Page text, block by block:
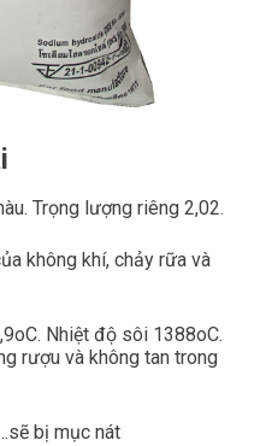
Trọng lượng riêng 2,02.
không khí, chảy rữa và
Nhiệt độ sôi 1388oC.
rượu và không tan trong
bị mục nát